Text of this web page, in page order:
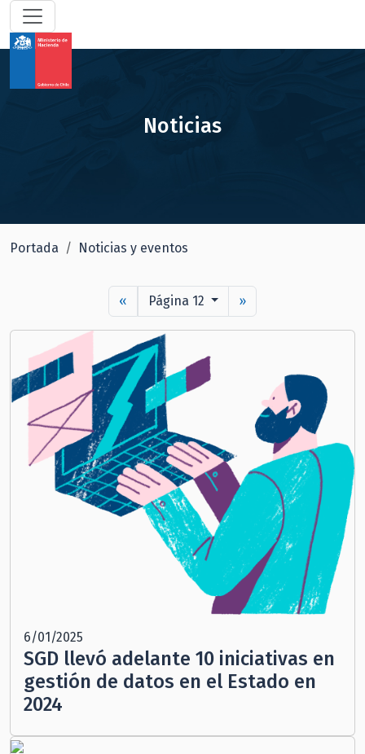
Noticias
Portada Noticias y eventos
« Página 12 »
6/01/2025
SGD llevó adelante 10 iniciativas en
gestión de datos en el Estado en
2024